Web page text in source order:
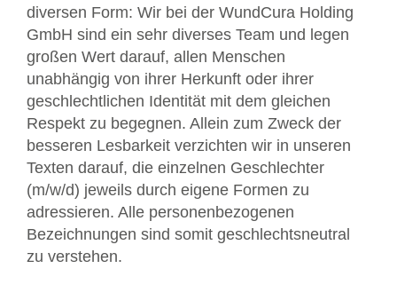
diversen Form: Wir bei der WundCura Holding
GmbH sind ein sehr diverses Team und legen
großen Wert darauf, allen Menschen
unabhängig von ihrer Herkunft oder ihrer
geschlechtlichen Identität mit dem gleichen
Respekt zu begegnen. Allein zum Zweck der
besseren Lesbarkeit verzichten wir in unseren
Texten darauf, die einzelnen Geschlechter
(m/w/d) jeweils durch eigene Formen zu
adressieren. Alle personenbezogenen
Bezeichnungen sind somit geschlechtsneutral
zu verstehen.